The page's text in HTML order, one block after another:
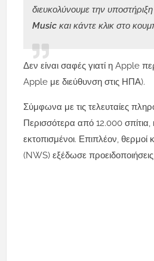
διευκολύνουμε την
Music και κάντε κλικ στο
Δεν είναι σαφές γιατί η Apple
Apple με διεύθυνση στις ΗΠΑ).
Σύμφωνα με τις τελευταίες
Περισσότερα από 12.000
εκτοπισμένοι. Επιπλέον,
(NWS) εξέδωσε